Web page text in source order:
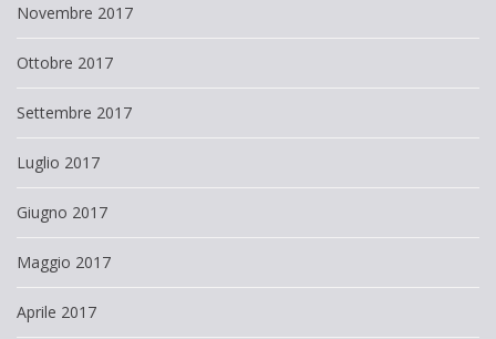
Novembre 2017
Ottobre 2017
Settembre 2017
Luglio 2017
Giugno 2017
Maggio 2017
Aprile 2017